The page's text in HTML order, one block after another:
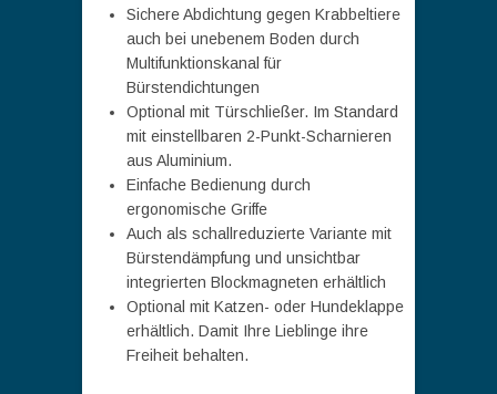
Sichere Abdichtung gegen Krabbeltiere
auch bei unebenem Boden durch
Multifunktionskanal für
Bürstendichtungen
Optional mit Türschließer. Im Standard
mit einstellbaren 2-Punkt-Scharnieren
aus Aluminium.
Einfache Bedienung durch
ergonomische Griffe
Auch als schallreduzierte Variante mit
Bürstendämpfung und unsichtbar
integrierten Blockmagneten erhältlich
Optional mit Katzen- oder Hundeklappe
erhältlich. Damit Ihre Lieblinge ihre
Freiheit behalten.